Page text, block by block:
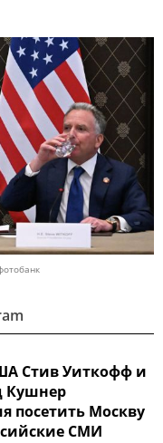
Стив Уиткофф и
Кушнер
посетить Москву
СМИ